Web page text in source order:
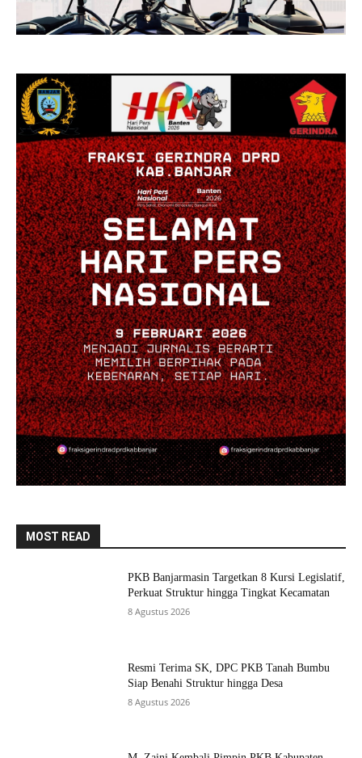
MOST READ
PKB Banjarmasin Targetkan 8 Kursi Legislatif,
Perkuat Struktur hingga Tingkat Kecamatan
8 Agustus 2026
Resmi Terima SK, DPC PKB Tanah Bumbu
Siap Benahi Struktur hingga Desa
8 Agustus 2026